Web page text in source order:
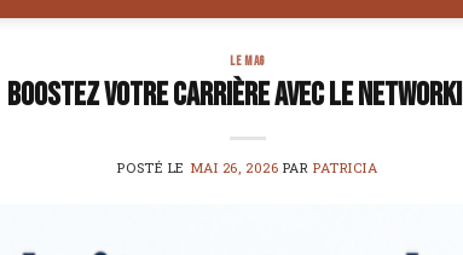
LE MAG
Boostez votre carrière avec le
POSTÉ LE MAI 26, 2026 PARPATRICIA